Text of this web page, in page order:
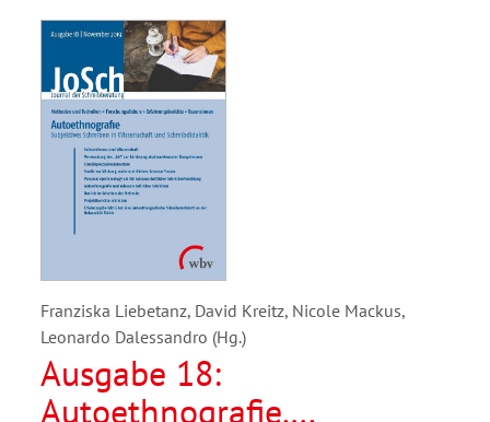
Franziska Liebetanz, David Kreitz, Nicole Mackus,
Leonardo Dalessandro (Hg.)
Ausgabe 18:
Autoethnografie.